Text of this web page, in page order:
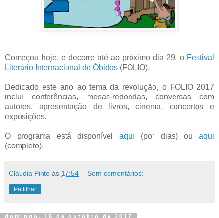
Começou hoje, e decorre até ao próximo dia 29, o Festival
Literário Internacional de Óbidos (FOLIO).
Dedicado este ano ao tema da revolução, o FOLIO 2017
inclui conferências, mesas-redondas, conversas com
autores, apresentação de livros, cinema, concertos e
exposições.
O programa está disponível aqui (por dias) ou aqui
(completo).
Cláudia Pinto às 17:54 Sem comentários:
Partilhar
domingo, 15 de outubro de 2017